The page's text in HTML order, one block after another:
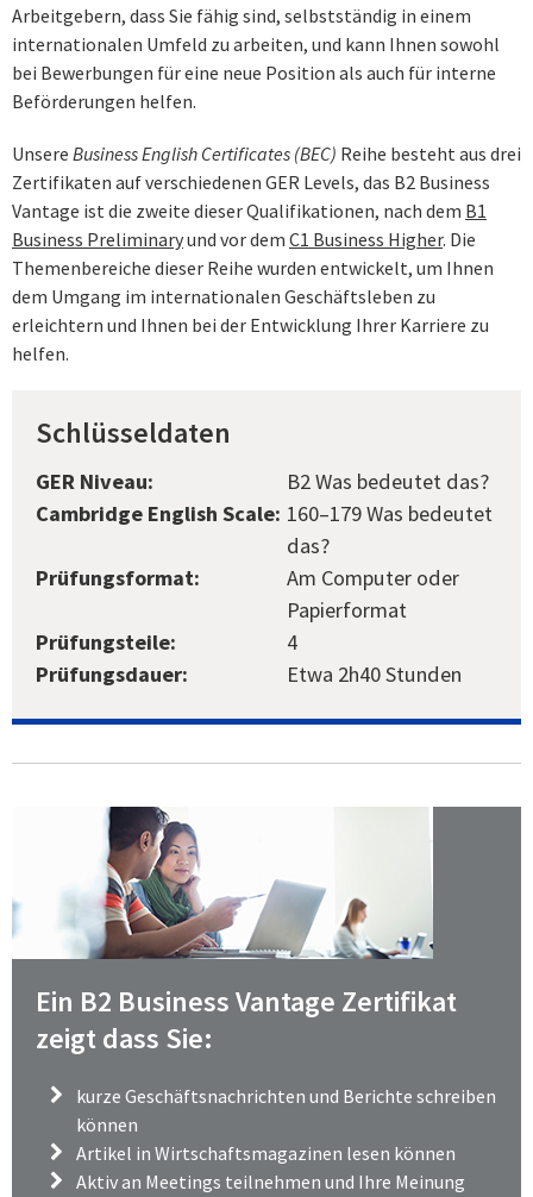
Arbeitgebern, dass Sie fähig sind, selbstständig in einem
internationalen Umfeld zu arbeiten, und kann Ihnen sowohl
bei Bewerbungen für eine neue Position als auch für interne
Beförderungen helfen.
Unsere Business English Certificates (BEC) Reihe besteht aus drei
Zertifikaten auf verschiedenen GER Levels, das B2 Business
Vantage ist die zweite dieser Qualifikationen, nach dem B1
Business Preliminaryund vor dem C1 Business Higher. Die
Themenbereiche dieser Reihe wurden entwickelt, um Ihnen
dem Umgang im internationalen Geschäftsleben zu
erleichtern und Ihnen bei der Entwicklung Ihrer Karriere zu
helfen.
Schlüsseldaten
GER Niveau:
B2 Was bedeutet das?
Cambridge English Scale: 160–179 Was bedeutet
das?
Prüfungsformat:
Am Computer oder
Papierformat
Prüfungsteile:
4
Prüfungsdauer:
Etwa 2h40 Stunden
Ein B2 Business Vantage Zertifikat
zeigt dass Sie:
kurze Geschäftsnachrichten und Berichte schreiben
können
Artikel in Wirtschaftsmagazinen lesen können
Aktiv an Meetings teilnehmen und Ihre Meinung